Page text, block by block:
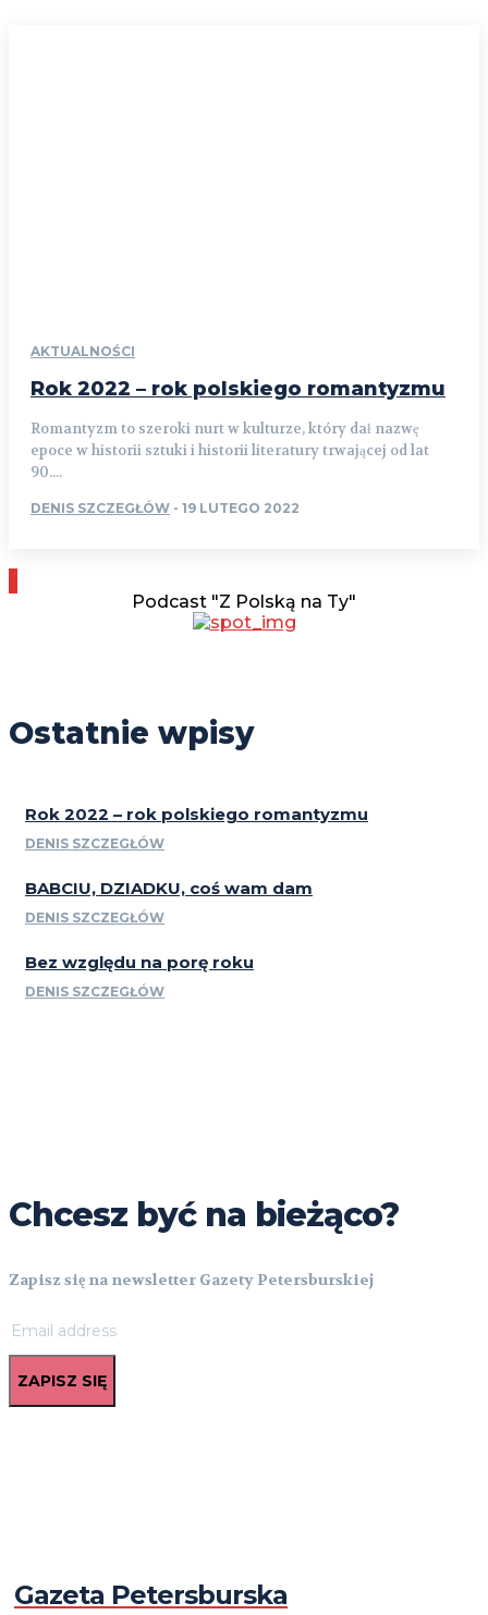
AKTUALNOŚCI
Rok 2022 – rok polskiego romantyzmu
Romantyzm to szeroki nurt w kulturze, który dał nazwę
epoce w historii sztuki i historii literatury trwającej od lat
90....
DENIS SZCZEGŁÓW - 19 LUTEGO 2022
Podcast "Z Polską na Ty"
Ostatnie wpisy
Rok 2022 – rok polskiego romantyzmu
DENIS SZCZEGŁÓW
BABCIU, DZIADKU, coś wam dam
DENIS SZCZEGŁÓW
Bez względu na porę roku
DENIS SZCZEGŁÓW
Chcesz być na bieżąco?
Zapisz się na newsletter Gazety Petersburskiej
ZAPISZ SIĘ
Gazeta Petersburska